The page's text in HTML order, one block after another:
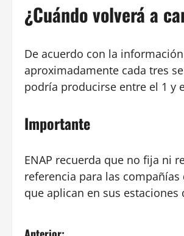
¿Cuándo volverá a
De acuerdo con la
aproximadamente cada tres
podría producirse entre el 1 y
Importante
ENAP recuerda que no fija ni
referencia para las
que aplican en sus estaciones